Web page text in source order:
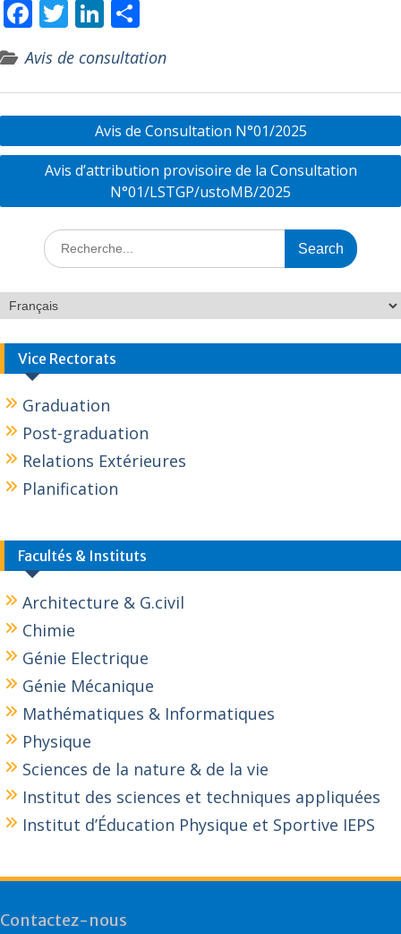
F
ac
e
b
o
o
k
T
itt
er
Li
k
e
dI
n
ar
ta
g
er
Avis de consultation
Avis de Consultation N°01/2025
Avis d’attribution provisoire de la Consultation
N°01/LSTGP/ustoMB/2025
Vice Rectorats
Graduation
Post-graduation
Relations Extérieures
Planification
Facultés & Instituts
Architecture & G.civil
Chimie
Génie Electrique
Génie Mécanique
Mathématiques & Informatiques
Physique
Sciences de la nature & de la vie
Institut des sciences et techniques appliquées
Institut d’Éducation Physique et Sportive IEPS
Contactez-nous